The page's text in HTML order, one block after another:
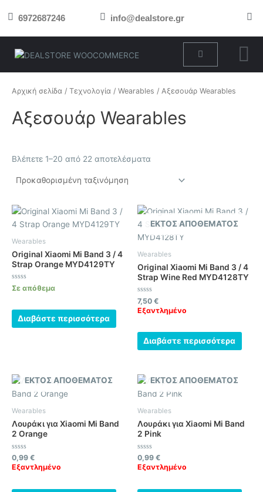
στο 6972687246 info@dealstore.gr
Cart
Αρχική σελίδα / Τεχνολογία / Wearables / Αξεσουάρ Wearables
Αξεσουάρ Wearables
Βλέπετε 1–20 από 22 αποτελέσματα
Wearables
Original Xiaomi Mi Band 3 / 4
Strap Orange MYD4129TY
Βαθμολογήθηκε
με
5
Σε απόθεμα
Διαβάστε περισσότερα
ΕΚΤΌΣ ΑΠΟΘΈΜΑΤΟΣ
Wearables
Original Xiaomi Mi Band 3 / 4
Strap Wine Red MYD4128TY
Βαθμολογήθηκε
με
0
7,50 €
Εξαντλημένο
Διαβάστε περισσότερα
ΕΚΤΌΣ ΑΠΟΘΈΜΑΤΟΣ
Wearables
Λουράκι για Xiaomi Mi Band
2 Orange
Βαθμολογήθηκε
με
0
0,99 €
Εξαντλημένο
ΕΚΤΌΣ ΑΠΟΘΈΜΑΤΟΣ
Wearables
Λουράκι για Xiaomi Mi Band
2 Pink
Βαθμολογήθηκε
με
0
0,99 €
Εξαντλημένο